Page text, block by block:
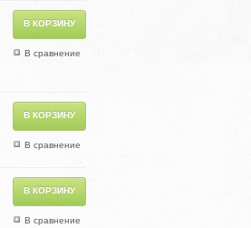
В сравнение
В сравнение
В сравнение